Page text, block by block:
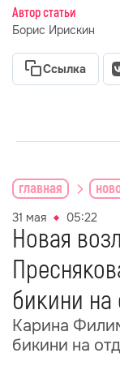
Автор статьи
Борис Ирискин
Ссылка
главная
31 мая 05:22
Новая
бикини
Карина
бикини на